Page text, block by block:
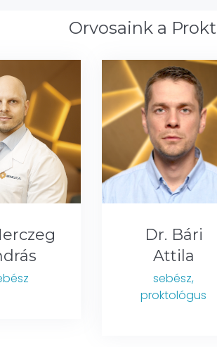
Orvosaink a
Dr. Bári
Attila
sebész,
proktológus